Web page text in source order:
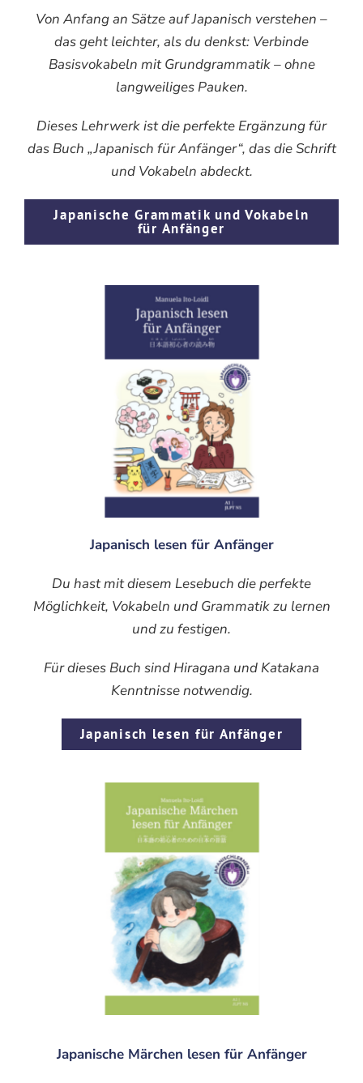
Von Anfang an Sätze auf Japanisch verstehen –
das geht leichter, als du denkst: Verbinde
Basisvokabeln mit Grundgrammatik – ohne
langweiliges Pauken.
Dieses Lehrwerk ist die perfekte Ergänzung für
das Buch „Japanisch für Anfänger“, das die Schrift
und Vokabeln abdeckt.
Japanische Grammatik und Vokabeln
für Anfänger
Japanisch lesen für Anfänger
Du hast mit diesem Lesebuch dieperfekte
Möglichkeit, Vokabeln und Grammatik zu lernen
und zu festigen.
Für dieses Buch sind Hiragana und Katakana
Kenntnisse notwendig.
Japanisch lesen für Anfänger
Japanische Märchen lesen für Anfänger